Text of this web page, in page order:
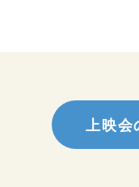
上映会